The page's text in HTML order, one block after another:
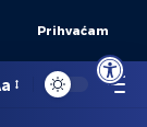
Open
Prihvaćam